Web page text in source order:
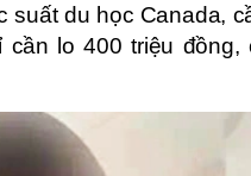
du học Canada,
lo 400 triệu đồng,